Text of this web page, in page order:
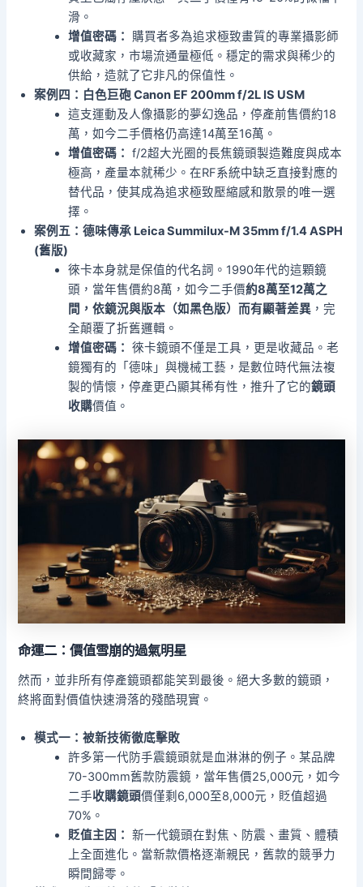
滑。
增值密碼：
購買者多為追求極致畫質的專業攝影師
或收藏家，市場流通量極低。穩定的需求與稀少的
供給，造就了它非凡的保值性。
案例四：白色巨砲 Canon EF 200mm f/2L IS USM
這支運動及人像攝影的夢幻逸品，停產前售價約18
萬，如今二手價格仍高達14萬至16萬。
增值密碼： f/2超大光圈的長焦鏡頭製造難度與成本
極高，產量本就稀少。在RF系統中缺乏直接對應的
替代品，使其成為追求極致壓縮感和散景的唯一選
擇。
案例五：德味傳承 Leica Summilux-M 35mm f/1.4 ASPH
(舊版)
徠卡本身就是保值的代名詞。1990年代的這顆鏡
頭，當年售價約8萬，如今二手價約8萬至12萬之
間，依鏡況與版本（如黑色版）而有顯著差異 ，完
全顛覆了折舊邏輯。
增值密碼： 徠卡鏡頭不僅是工具，更是收藏品。老
鏡獨有的「德味」與機械工藝，是數位時代無法複
製的情懷，停產更凸顯其稀有性，推升了它的鏡頭
收購價值。
命運二：價值雪崩的過氣明星
然而，並非所有停產鏡頭都能笑到最後。絕大多數的鏡頭，
終將面對價值快速滑落的殘酷現實。
模式一：被新技術徹底擊敗
許多第一代防手震鏡頭就是血淋淋的例子。某品牌
70-300mm舊款防震鏡，當年售價25,000元，如今
二手收購鏡頭價僅剩6,000至8,000元，貶值超過
70%。
貶值主因： 新一代鏡頭在對焦、防震、畫質、體積
上全面進化。當新款價格逐漸親民，舊款的競爭力
瞬間歸零。